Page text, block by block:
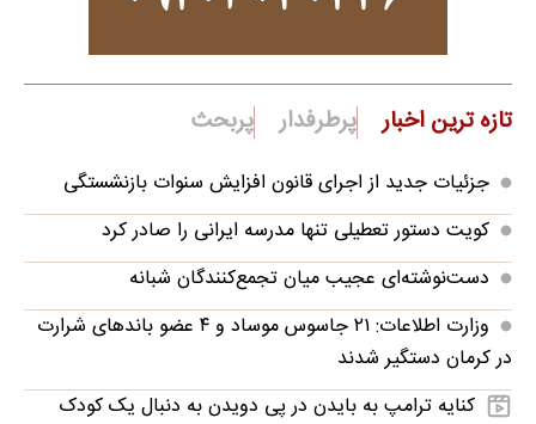
تازه ترین اخبار پرطرفدار پربحث
جزئیات جدید از اجرای قانون افزایش سنوات بازنشستگی
کویت دستور تعطیلی تنها مدرسه ایرانی را صادر کرد
دست‌نوشته‌ای عجیب میان تجمع‌کنندگان شبانه
وزارت اطلاعات: ۲۱ جاسوس موساد و ۴ عضو باندهای شرارت
در کرمان دستگیر شدند
کنایه ترامپ به بایدن در پی دویدن به دنبال یک کودک